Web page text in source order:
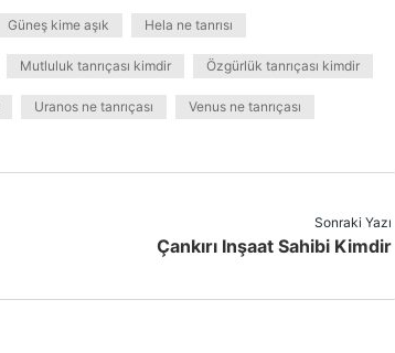
Güneş kime aşık Hela ne tanrısı
Mutluluk tanrıçası kimdir Özgürlük tanrıçası kimdir
Uranos ne tanrıçası Venus ne tanrıçası
Sonraki Yazı
Çankırı Inşaat Sahibi Kimdir